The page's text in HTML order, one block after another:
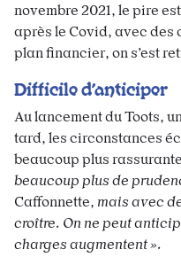
novembre 2021, le pire
après le Covid, avec des
plan financier, on s’est
Difficile d’anticiper
Au lancement du Toots,
tard, les circonstances
beaucoup plus
beaucoup plus de
Caffonnette, mais avec
croître. On ne peut
charges augmentent ».